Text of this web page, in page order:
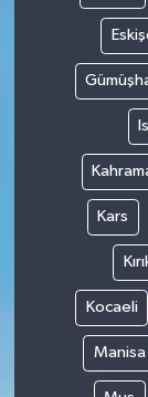
Kars
Kocaeli
Manisa